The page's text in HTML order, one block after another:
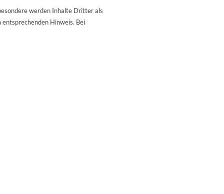
werden Inhalte Dritter als
Hinweis. Bei